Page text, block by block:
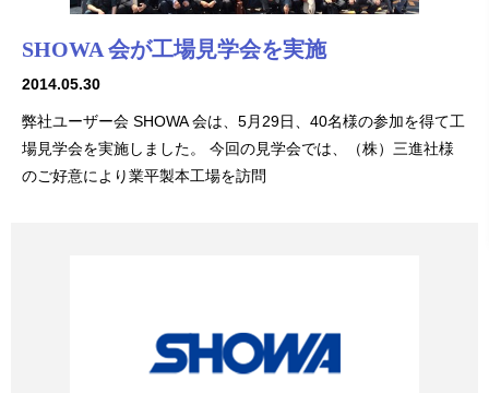
SHOWA 会が工場見学会を実施
2014.05.30
弊社ユーザー会 SHOWA 会は、5月29日、40名様の参加を得て工
場見学会を実施しました。 今回の見学会では、（株）三進社様
のご好意により業平製本工場を訪問